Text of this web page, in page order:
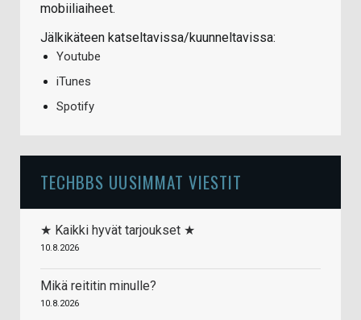
mobiiliaiheet.
Jälkikäteen katseltavissa/kuunneltavissa:
Youtube
iTunes
Spotify
TECHBBS UUSIMMAT VIESTIT
★ Kaikki hyvät tarjoukset ★
10.8.2026
Mikä reititin minulle?
10.8.2026